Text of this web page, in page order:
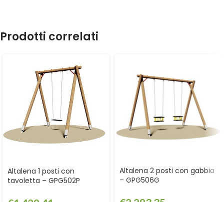
Prodotti correlati
Altalena 1 posti con
tavoletta – GPG502P
Altalena 2 posti con gabbia
– GPG506G